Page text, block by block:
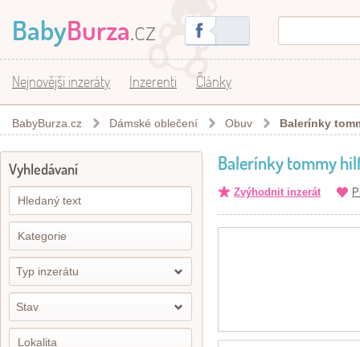
BabyBurza.cz
Nejnovější inzeráty Inzerenti Články
BabyBurza.cz Dámské oblečení Obuv Balerínky
Vyhledávaní
Typ inzerátu
Stav
Balerínky tommy
Zvýhodnit inzerát